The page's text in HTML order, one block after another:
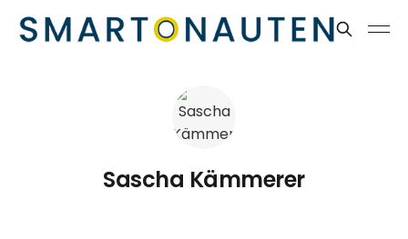
Sascha Kämmerer